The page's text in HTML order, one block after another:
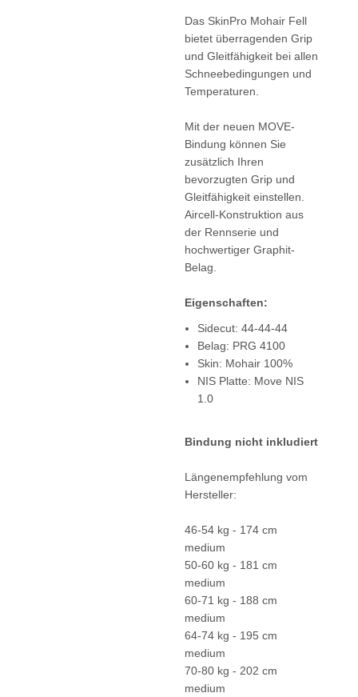
Das SkinPro Mohair Fell
bietet überragenden Grip
und Gleitfähigkeit bei allen
Schneebedingungen und
Temperaturen.
Mit der neuen MOVE-
Bindung können Sie
zusätzlich Ihren
bevorzugten Grip und
Gleitfähigkeit einstellen.
Aircell-Konstruktion aus
der Rennserie und
hochwertiger Graphit-
Belag.
Eigenschaften:
Sidecut: 44-44-44
Belag: PRG 4100
Skin: Mohair 100%
NIS Platte: Move NIS
1.0
Bindung nicht inkludiert
Längenempfehlung vom
Hersteller:
46-54 kg - 174 cm
medium
50-60 kg - 181 cm
medium
60-71 kg - 188 cm
medium
64-74 kg - 195 cm
medium
70-80 kg - 202 cm
medium